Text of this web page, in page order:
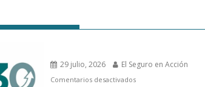
29 julio, 2026 El Seguro en Acción
Comentarios desactivadosen